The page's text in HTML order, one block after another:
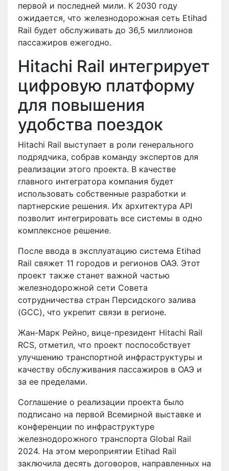
первой и последней мили. К 2030 году
ожидается, что железнодорожная сеть Etihad
Rail будет обслуживать до 36,5 миллионов
пассажиров ежегодно.
Hitachi Rail интегрирует
цифровую платформу
для повышения
удобства поездок
Hitachi Rail выступает в роли генерального
подрядчика, собрав команду экспертов для
реализации этого проекта. В качестве
главного интегратора компания будет
использовать собственные разработки и
партнерские решения. Их архитектура API
позволит интегрировать все системы в одно
комплексное решение.
После ввода в эксплуатацию система Etihad
Rail свяжет 11 городов и регионов ОАЭ. Этот
проект также станет важной частью
железнодорожной сети Совета
сотрудничества стран Персидского залива
(GCC), что укрепит связи в регионе.
Жан-Марк Рейно, вице-президент Hitachi Rail
RCS, отметил, что проект поспособствует
улучшению транспортной инфраструктуры и
качеству обслуживания пассажиров в ОАЭ и
за ее пределами.
Соглашение о реализации проекта было
подписано на первой Всемирной выставке и
конференции по инфраструктуре
железнодорожного транспорта Global Rail
2024. На этом мероприятии Etihad Rail
заключила десять договоров, направленных на